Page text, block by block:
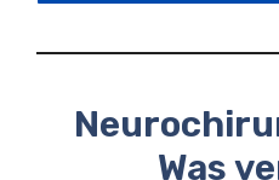
Was